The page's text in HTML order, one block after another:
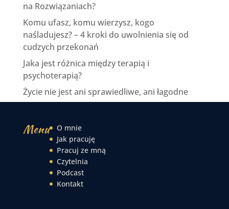
na Rozwiązaniach?
Komu ufasz, komu wierzysz, kogo
naśladujesz? – 4 kroki do uwolnienia się od
cudzych przekonań
Jaka jest różnica między terapią i
psychoterapią?
Życie nie jest ani sprawiedliwe, ani łagodne
Menu
O mnie
Jak pracuję
Pracuj ze mną
Czytelnia
Podcast
Kontakt